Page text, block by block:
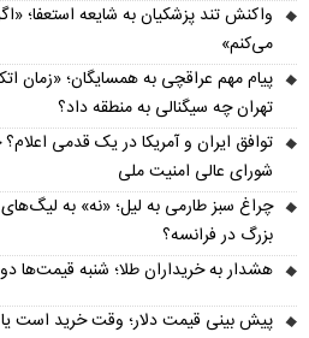
واکنش تند پزشکیان به شایعه استعفا؛
می‌کنم»
پیام مهم عراقچی به همسایگان؛ «زمان
تهران چه سیگنالی به منطقه داد؟
توافق ایران و آمریکا در یک قدمی
شورای عالی امنیت ملی
چراغ سبز طارمی به لیل؛ «نه» به
بزرگ در فرانسه؟
هشدار به خریداران طلا؛ شنبه قیمت‌ها
پیش‌ بینی قیمت دلار؛ وقت خرید است